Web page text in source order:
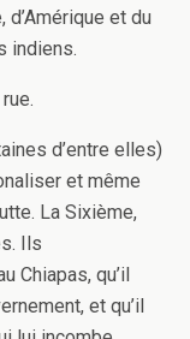
et du
indiens.
d’entre elles)
et même
La Sixième,
Ils
Chiapas, qu’il
et qu’il